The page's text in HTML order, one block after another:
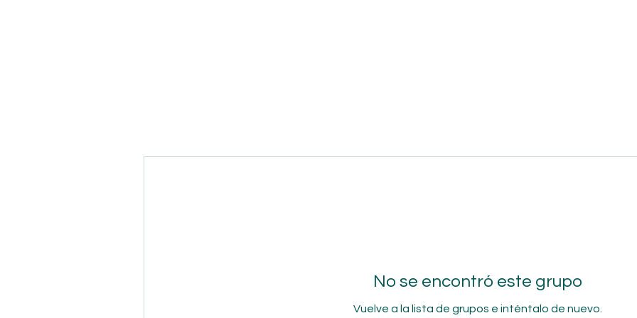
No se encontró este grupo
Vuelve a la lista de grupos e inténtalo de nuevo.